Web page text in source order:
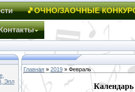
🎵ОЧНО/ЗАОЧНЫЕ
Эпл
Главная » 2019 » Февраль